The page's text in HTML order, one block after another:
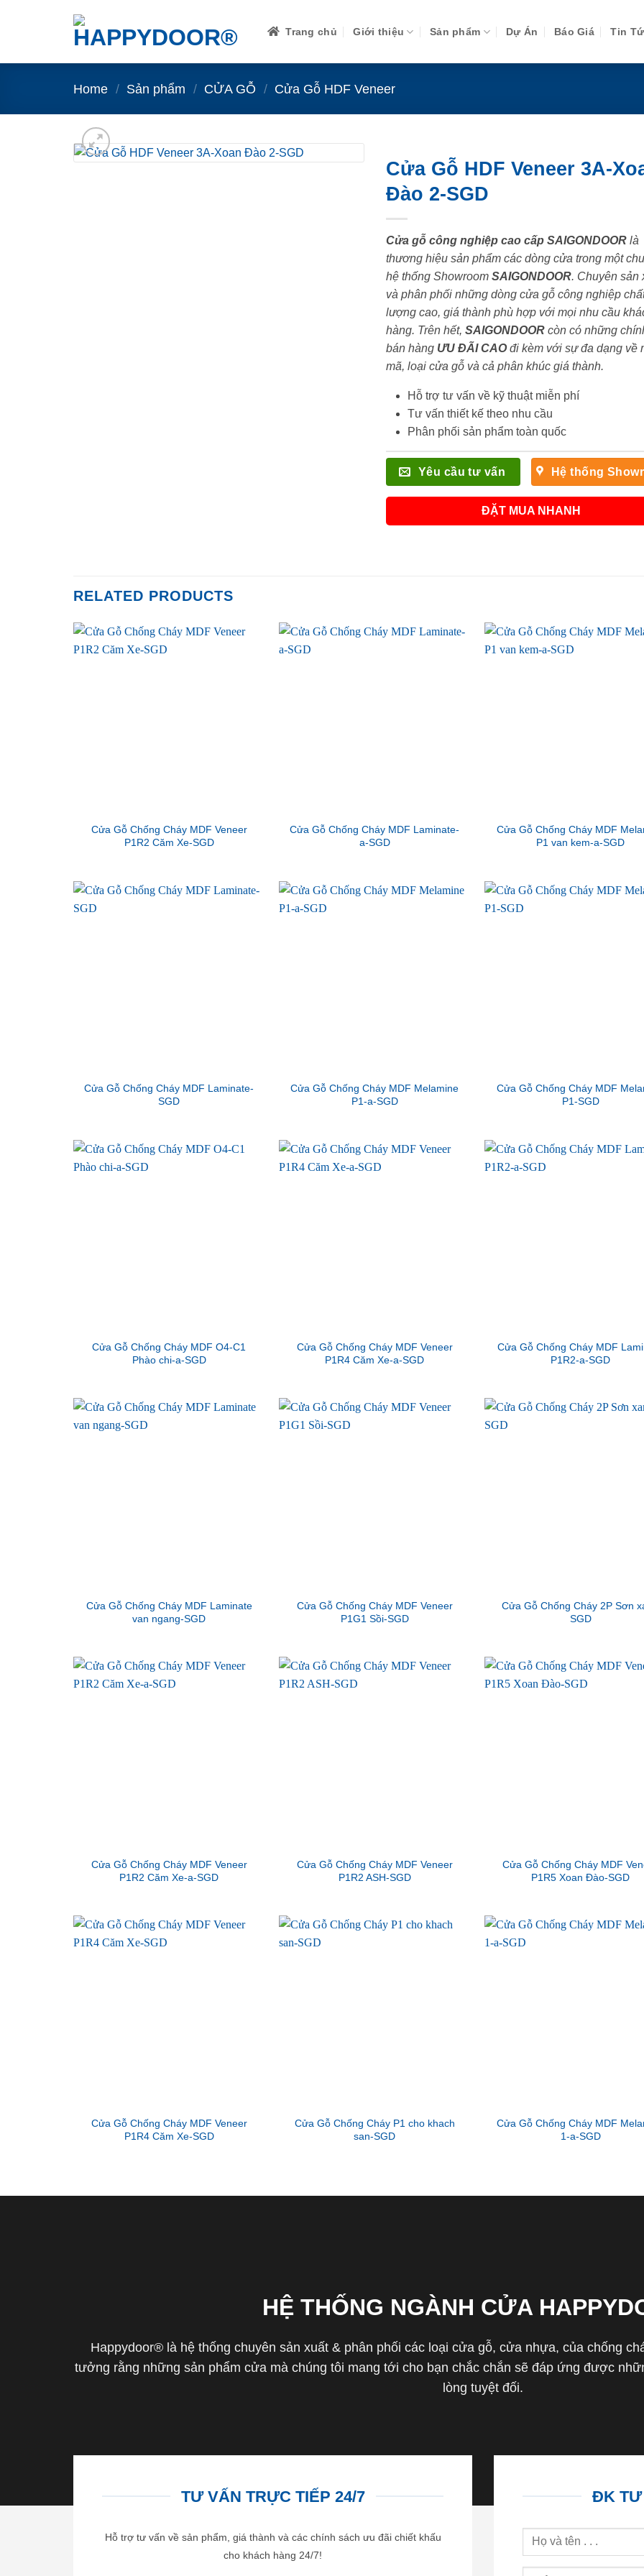
Trang chủ Giới thiệu Sản phẩm Dự Án Báo Giá Tin
Home / Sản phẩm / CỬA GỖ / Cửa Gỗ HDF Veneer
Cửa Gỗ HDF Veneer 3A-
Đào 2-SGD
Cửa gỗ công nghiệp cao cấp SAIGONDOORlà
thương hiệu sản phẩm các dòng cửa trong một
hệ thống Showroom SAIGONDOOR. Chuyên sản
và phân phối những dòng cửa gỗ công nghiệp
lượng cao, giá thành phù hợp với mọi nhu cầu
hàng. Trên hết, SAIGONDOORcòn có những
bán hàng ƯU ĐÃI CAOđi kèm với sự đa dạng về
mã, loại cửa gỗ và cả phân khúc giá thành.
Hỗ trợ tư vấn về kỹ thuật miễn phí
Tư vấn thiết kế theo nhu cầu
Phân phối sản phẩm toàn quốc
Yêu cầu tư vấn Hệ thống
ĐẶT MUA NHANH
RELATED PRODUCTS
Cửa Gỗ Chống Cháy MDF Veneer
P1R2 Căm Xe-SGD
Cửa Gỗ Chống Cháy MDF Laminate-
a-SGD
Cửa Gỗ Chống Cháy MDF
P1 van kem-a-SGD
Cửa Gỗ Chống Cháy MDF Laminate-
SGD
Cửa Gỗ Chống Cháy MDF Melamine
P1-a-SGD
Cửa Gỗ Chống Cháy MDF
P1-SGD
Cửa Gỗ Chống Cháy MDF O4-C1
Phào chi-a-SGD
Cửa Gỗ Chống Cháy MDF Veneer
P1R4 Căm Xe-a-SGD
Cửa Gỗ Chống Cháy MDF
P1R2-a-SGD
Cửa Gỗ Chống Cháy MDF Laminate
van ngang-SGD
Cửa Gỗ Chống Cháy MDF Veneer
P1G1 Sồi-SGD
Cửa Gỗ Chống Cháy 2P Sơn
SGD
Cửa Gỗ Chống Cháy MDF Veneer
P1R2 Căm Xe-a-SGD
Cửa Gỗ Chống Cháy MDF Veneer
P1R2 ASH-SGD
Cửa Gỗ Chống Cháy MDF
P1R5 Xoan Đào-SGD
Cửa Gỗ Chống Cháy MDF Veneer
P1R4 Căm Xe-SGD
Cửa Gỗ Chống Cháy P1 cho khach
san-SGD
Cửa Gỗ Chống Cháy MDF
1-a-SGD
HỆ THỐNG NGÀNH CỬA
Happydoor® là hệ thống chuyên sản xuất & phân phối các loại cửa gỗ, cửa nhựa, của chống
tưởng rằng những sản phẩm cửa mà chúng tôi mang tới cho bạn chắc chắn sẽ đáp ứng được
lòng tuyệt đối.
TƯ VẤN TRỰC TIẾP 24/7
Hỗ trợ tư vấn về sản phẩm, giá thành và các chính sách ưu đãi chiết khấu
cho khách hàng 24/7!
ĐK TƯ